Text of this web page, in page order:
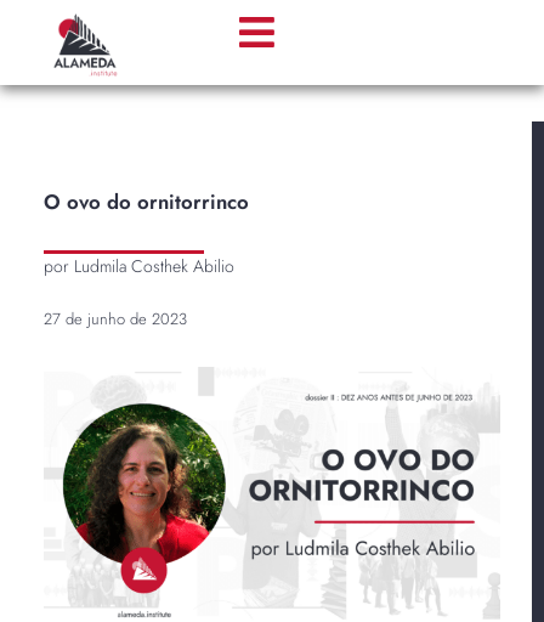
O ovo do ornitorrinco
por Ludmila Costhek Abilio
27 de junho de 2023